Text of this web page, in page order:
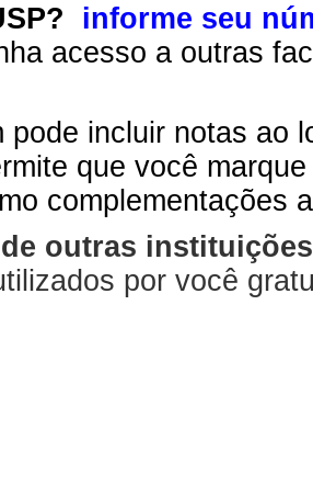
informe seu
acesso a outras
pode incluir notas ao
que você
complementações
outras
por você